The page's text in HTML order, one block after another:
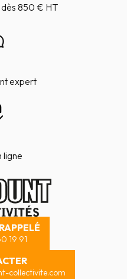
850 € HT
expert
ligne
19 91
collectivite.com